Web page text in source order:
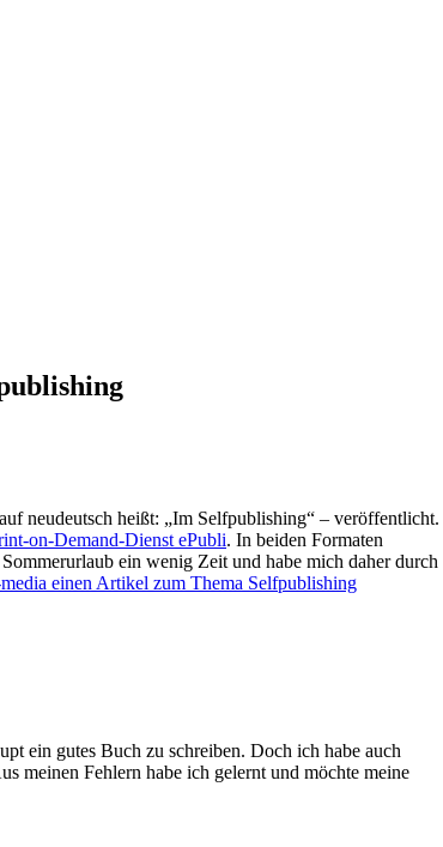
neudeutsch heißt: „Im Selfpublishing“ – veröffentlicht.
on-Demand-Dienst ePubli. In beiden Formaten
ein wenig Zeit und habe mich daher durch
einen Artikel zum Thema Selfpublishing
ein gutes Buch zu schreiben. Doch ich habe auch
meinen Fehlern habe ich gelernt und möchte meine